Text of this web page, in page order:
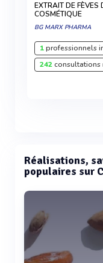
EXTRAIT DE
COSMÉTIQUE
BG MARX PHARMA
1professionnels
242consultations
Réalisations,
populaires sur